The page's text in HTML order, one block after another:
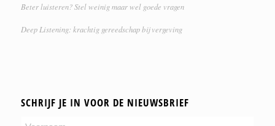
Beter luisteren? Stel weinig maar wel goede vragen
Deep Listening: krachtig gereedschap bij vergeving
SCHRIJF JE IN VOOR DE NIEUWSBRIEF